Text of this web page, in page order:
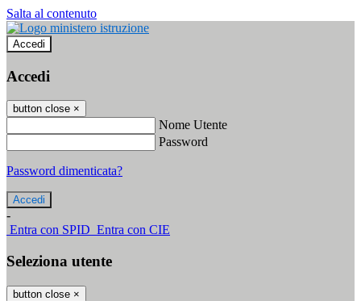
Salta al contenuto
Accedi
Accedi
button close ×
Nome Utente
Password
Password dimenticata?
-
Entra con SPID Entra con CIE
Seleziona utente
button close ×